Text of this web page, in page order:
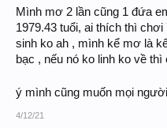
Mình mơ 2 lần cũng 1 đứa
1979.43 tuổi, ai thích thì
sinh ko ah , mình kể mơ là
bạc , nếu nó ko linh ko về
ý mình cũng muốn mọi
4/12/21